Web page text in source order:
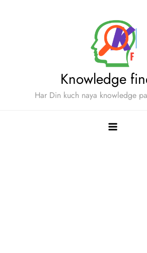
Knowledge
Har Din kuch naya knowledge